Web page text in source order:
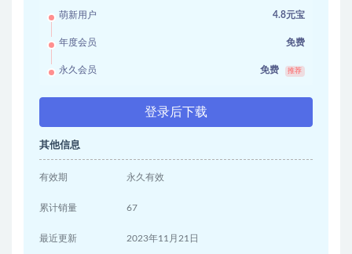
萌新用户 4.8元宝
年度会员 免费
永久会员 免费 推荐
登录后下载
其他信息
有效期 永久有效
累计销量 67
最近更新 2023年11月21日